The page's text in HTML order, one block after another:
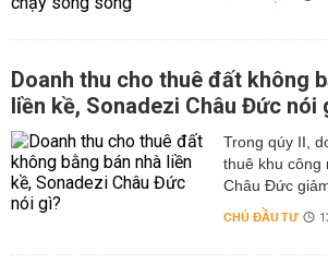
Doanh thu cho thuê đất không
liền kề, Sonadezi Châu Đức nói
Trong qúy II,
thuê khu công
Châu Đức
CHỦ ĐẦU TƯ